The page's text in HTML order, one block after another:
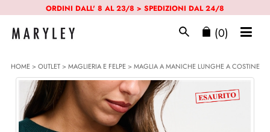
ORDINI DALL' 8 AL 23/8 > SPEDIZIONI DAL 24/8
(0)
HOME>OUTLET>MAGLIERIA E FELPE> MAGLIA A MANICHE LUNGHE A COSTINE